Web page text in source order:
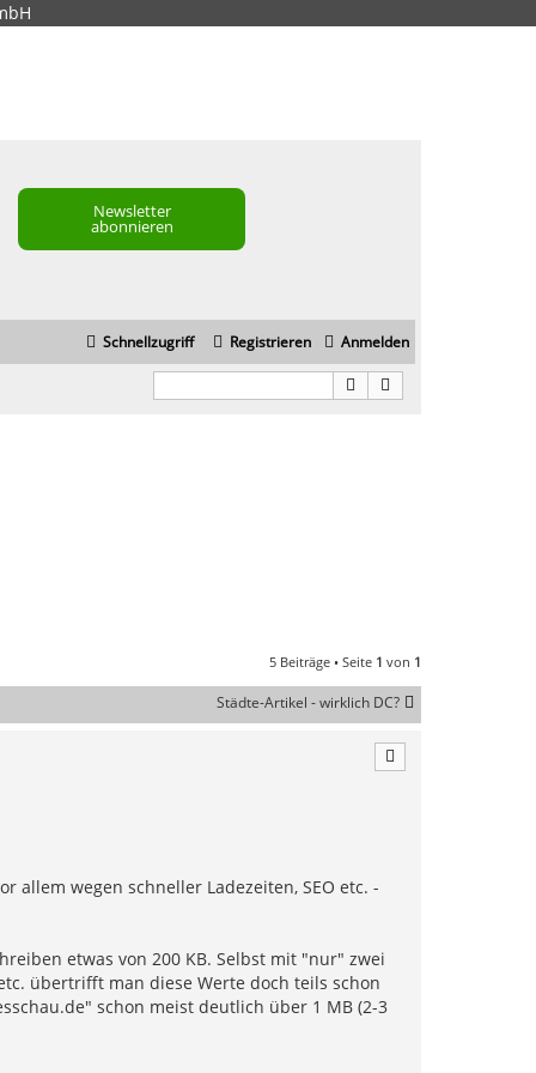
Newsletter
abonnieren
Schnellzugriff Anmelden
Registrieren
5 Beiträge • Seite 1 von 1
Städte-Artikel - wirklich DC?
allem wegen schneller Ladezeiten, SEO etc. -
etwas von 200 KB. Selbst mit "nur" zwei
übertrifft man diese Werte doch teils schon
schon meist deutlich über 1 MB (2-3